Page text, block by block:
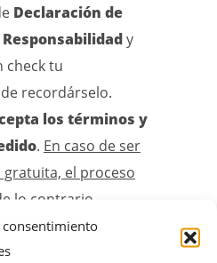
consentimiento
Declaración de
y
check tu
recordárselo.
los términos y
. En caso de ser
gratuita, el proceso
lo contrario,
pago.
es introducir los